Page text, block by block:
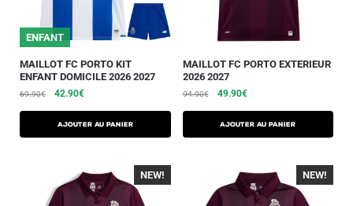
ENFANT
MAILLOT FC PORTO KIT
ENFANT DOMICILE 2026 2027
69.90€ 42.90€
AJOUTER AU PANIER
MAILLOT FC PORTO EXTERIEUR
2026 2027
94.90€ 49.90€
AJOUTER AU PANIER
-40%
NEW! -40%
NEW!